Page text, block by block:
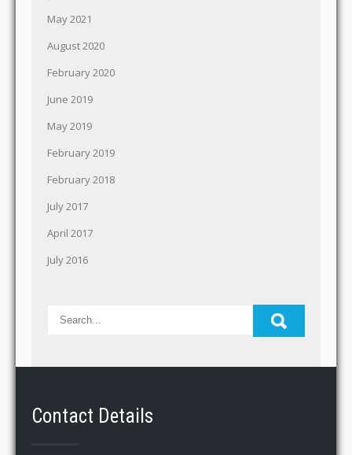
May 2021
August 2020
February 2020
June 2019
May 2019
February 2019
February 2018
July 2017
April 2017
July 2016
Contact Details